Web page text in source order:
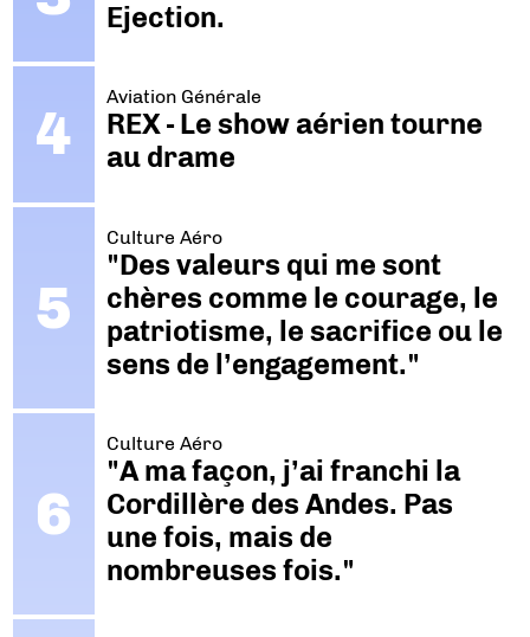
Ejection.
Aviation Générale
REX - Le show aérien tourne
au drame
Culture Aéro
"Des valeurs qui me sont
chères comme le courage, le
patriotisme, le sacrifice ou le
sens de l’engagement."
Culture Aéro
"A ma façon, j’ai franchi la
Cordillère des Andes. Pas
une fois, mais de
nombreuses fois."